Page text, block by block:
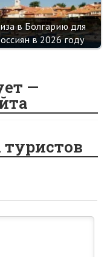
в Болгарию для
в 2026 году
—